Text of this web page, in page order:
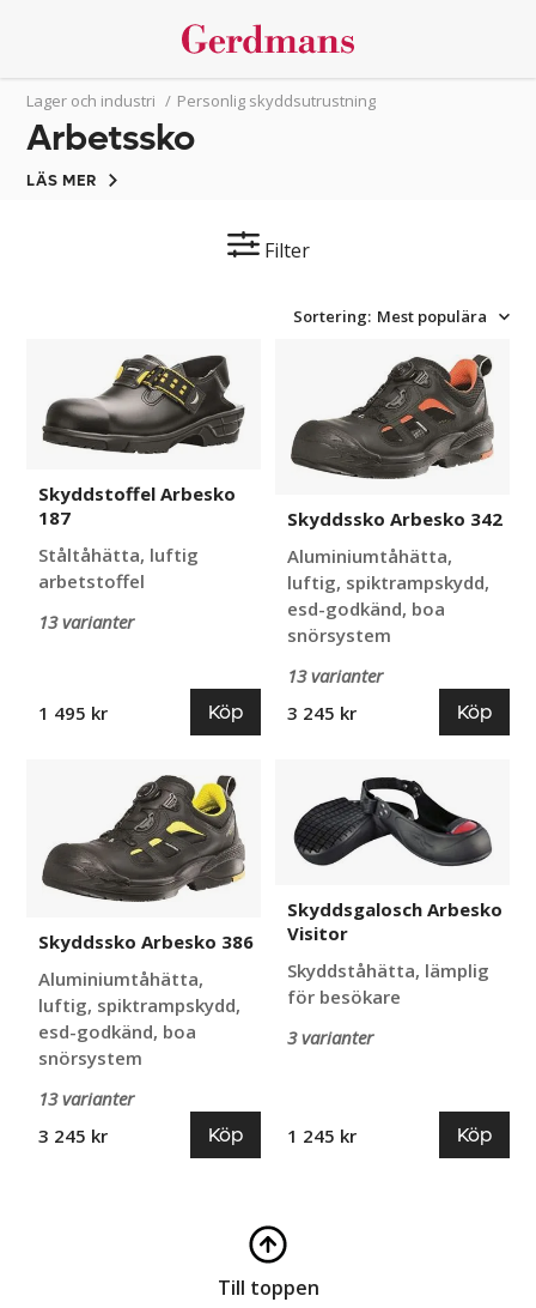
Lager och industri / Personlig skyddsutrustning
Arbetssko
LÄS MER
Filter
Sortering: Mest populära
187
Skyddstoffel Arbesko
187
Ståltåhätta, luftig
arbetstoffel
13 varianter
1 495 kr Köp
Skyddssko Arbesko 342
Aluminiumtåhätta,
luftig, spiktrampskydd,
esd-godkänd, boa
snörsystem
13 varianter
3 245 kr
Köp
Skyddssko Arbesko 386
Aluminiumtåhätta,
luftig, spiktrampskydd,
esd-godkänd, boa
snörsystem
13 varianter
3 245 kr
Köp
Skyddsgalosch
Arbesko
Visitor
Skyddsgalosch Arbesko
Visitor
Skyddståhätta, lämplig
för besökare
3 varianter
1 245 kr Köp
Till toppen